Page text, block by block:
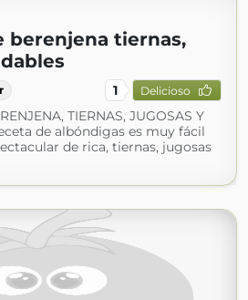
berenjena tiernas,
1 Delicioso
TIERNAS, JUGOSAS Y
de albóndigas es muy fácil
de rica, tiernas, jugosas